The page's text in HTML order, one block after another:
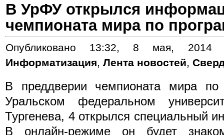
В УрФУ открылся
чемпионата мира по
Опубликовано
13:32, 8 мая, 2014
Информатизация, Лента новостей,
В преддверии чемпионата мира по
Уральском федеральном
Тургенева, 4 открылся специальный
В онлайн-режиме он будет